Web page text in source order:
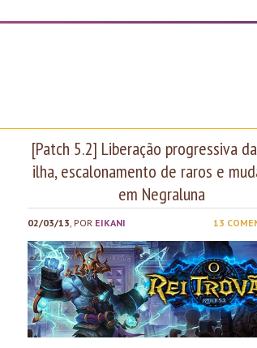
[Patch 5.2] Liberação progressiva
ilha, escalonamento de raros e
em Negraluna
02/03/13, POR EIKANI 13